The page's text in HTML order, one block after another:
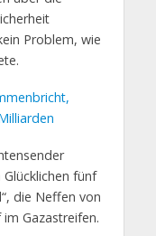
Problem, wie
fünf
die Neffen von
Gazastreifen.